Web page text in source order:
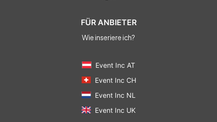
FÜR ANBIETER
Wie inseriere ich?
Event Inc AT
Event Inc CH
Event Inc NL
Event Inc UK